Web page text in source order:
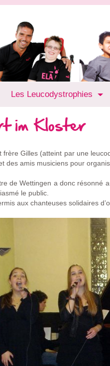
Les Leucodystrophies
im Kloster
frère Gilles (atteint par une
des amis musiciens pour
de Wettingen a donc résonné
le public.
aux chanteuses solidaires